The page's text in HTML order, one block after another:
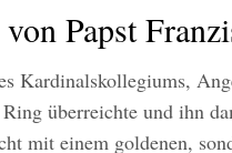
Papst
Kardinalskollegiums,
überreichte und ihn
mit einem goldenen,